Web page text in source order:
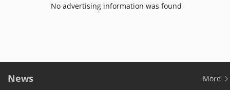
No advertising information was found
News More